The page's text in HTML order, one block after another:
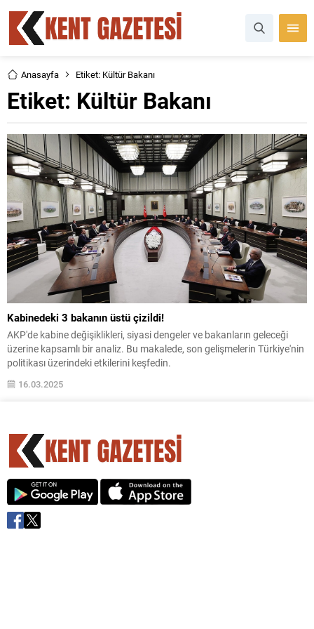
Anasayfa Etiket: Kültür Bakanı
Etiket: Kültür Bakanı
Kabinedeki 3 bakanın üstü çizildi!
AKP'de kabine değişiklikleri, siyasi dengeler ve bakanların geleceği
üzerine kapsamlı bir analiz. Bu makalede, son gelişmelerin Türkiye'nin
politikası üzerindeki etkilerini keşfedin.
16.03.2025